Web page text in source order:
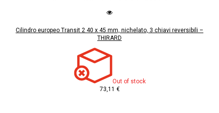
Cilindro europeo Transit 2 40 x 45 mm, nichelato, 3 chiavi reversibili –
THIRARD
Out of stock
73,11 €